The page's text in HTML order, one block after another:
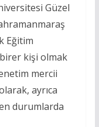
Güzel
Eğitim
kişi olmak
mercii
ayrıca
durumlarda